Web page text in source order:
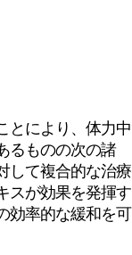
とにより、体力中
るものの次の諸
して複合的な治療
スが効果を発揮す
効率的な緩和を可